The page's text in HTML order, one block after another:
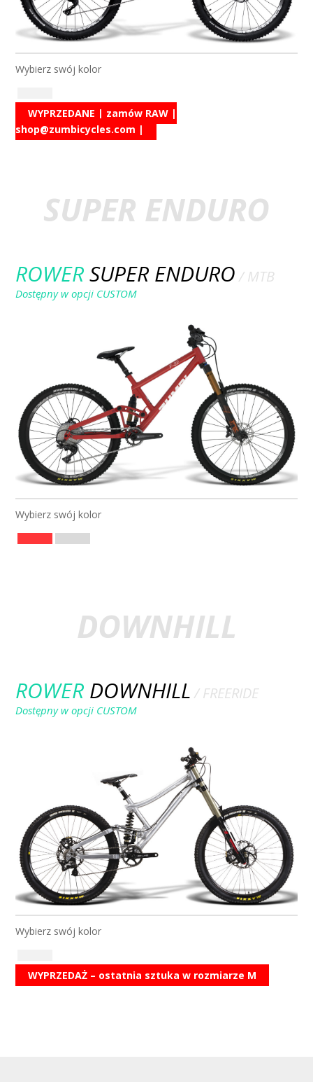
ROWER F11/ 27.5 / BOS FCV
Wybierz swój kolor
WYPRZEDANE | zamów RAW |
shop@zumbicycles.com |
SUPER ENDURO
ROWERSUPER ENDURO / MTB
Dostępny w opcji CUSTOM
ROWER F22/ 27.5 / FOX
Wybierz swój kolor
DOWNHILL
ROWER DOWNHILL / FREERIDE
Dostępny w opcji CUSTOM
ROWER F44/ 27.5 / BOS
Wybierz swój kolor
WYPRZEDAŻ – ostatnia sztuka w rozmiarze M